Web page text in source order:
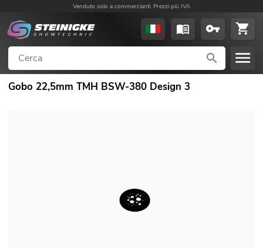
Venduto solo a commercianti. Prezzi più IVA
Gobo 22,5mm TMH BSW-380 Design 3